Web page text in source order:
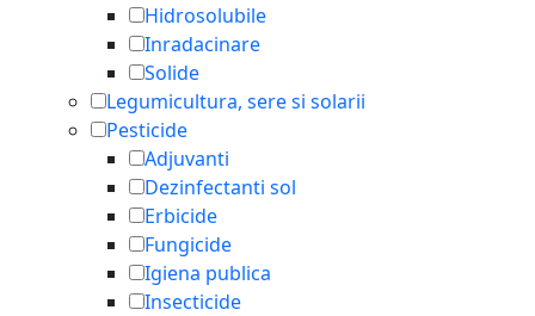
Hidrosolubile
Inradacinare
Solide
Legumicultura, sere si solarii
Pesticide
Adjuvanti
Dezinfectanti sol
Erbicide
Fungicide
Igiena publica
Insecticide